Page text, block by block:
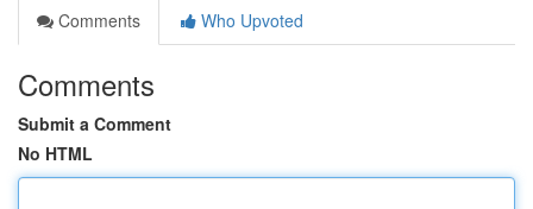
Comments
Who Upvoted
Comments
Submit a Comment
No HTML